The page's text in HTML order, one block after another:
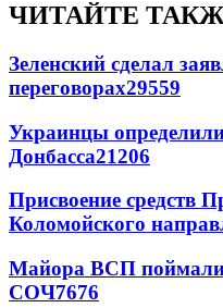
ЧИТАЙТЕ
Зеленский сделал
переговорах29559
Украинцы
Донбасса21206
Присвоение средств
Коломойского
Майора ВСП
СОЧ7676